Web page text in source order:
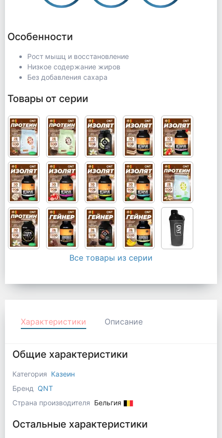
Особенности
Рост мышц и восстановление
Низкое содержание жиров
Без добавления сахара
Товары от серии
Все товары из серии
Характеристики Описание
Общие характеристики
Категория Казеин
Бренд
QNT
Страна производителя Бельгия
Остальные характеристики